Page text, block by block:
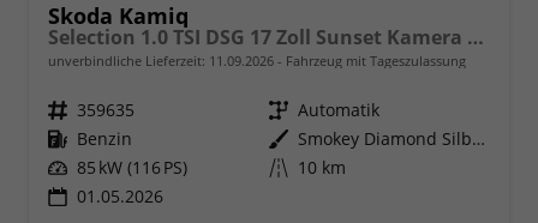
Skoda Kamiq
Selection 1.0 TSI DSG 17 Zoll Sunset Kamera PDC v+h
unverbindliche Lieferzeit: 11.09.2026 Fahrzeug mit Tageszulassung
Fahrzeugnr. 359635 Getriebe Automatik
Kraftstoff Benzin Außenfarbe
Smokey Diamond Silber Metallic
Leistung 85 kW (116 PS) Kilometerstand 10 km
01.05.2026